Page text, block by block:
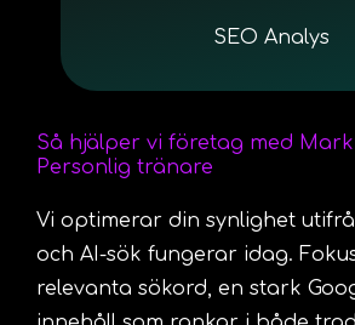
SEO Analys
Så hjälper vi företag med
Personlig tränare
Vi optimerar din synlighet
och AI-sök fungerar idag.
relevanta sökord, en stark